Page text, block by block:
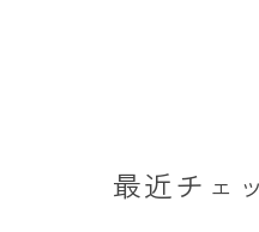
最近チェ